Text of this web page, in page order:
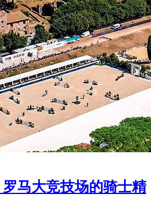
马大竞技场的骑士精